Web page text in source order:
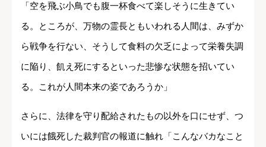
「空を飛ぶ小鳥でも腹一杯食べて楽しそうに生きてい
る。ところが、万物の霊長ともいわれる人間は、みずか
ら戦争を行ない、そうして食料の欠乏によって栄養失調
に陥り、飢え死にするといった悲惨な状態を招いてい
る。これが人間本来の姿であろうか」
さらに、法律を守り配給されたもの以外を口にせず、つ
いには餓死した裁判官の報道に触れ「こんなバカなこと